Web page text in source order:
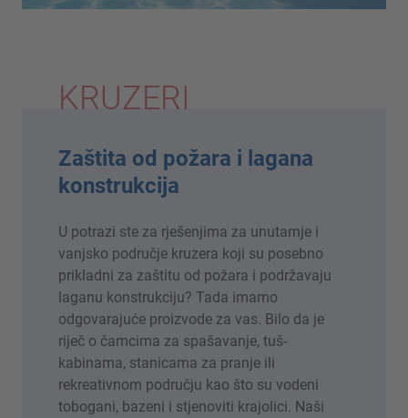
KRUZERI
Zaštita od požara i lagana
konstrukcija
U potrazi ste za rješenjima za unutarnje i
vanjsko područje kruzera koji su posebno
prikladni za zaštitu od požara i podržavaju
laganu konstrukciju? Tada imamo
odgovarajuće proizvode za vas. Bilo da je
riječ o čamcima za spašavanje, tuš-
kabinama, stanicama za pranje ili
rekreativnom području kao što su vodeni
tobogani, bazeni i stjenoviti krajolici. Naši